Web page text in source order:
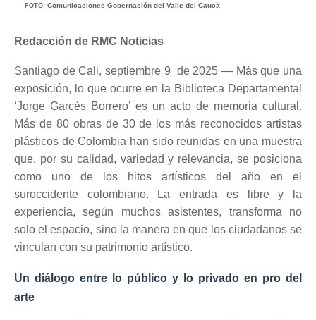
FOTO: Comunicaciones Gobernación del Valle del Cauca
Redacción de RMC Noticias
Santiago de Cali, septiembre 9 de 2025 — Más que una
exposición, lo que ocurre en la Biblioteca Departamental
‘Jorge Garcés Borrero’ es un acto de memoria cultural.
Más de 80 obras de 30 de los más reconocidos artistas
plásticos de Colombia han sido reunidas en una muestra
que, por su calidad, variedad y relevancia, se posiciona
como uno de los hitos artísticos del año en el
suroccidente colombiano. La entrada es libre y la
experiencia, según muchos asistentes, transforma no
solo el espacio, sino la manera en que los ciudadanos se
vinculan con su patrimonio artístico.
Un diálogo entre lo público y lo privado en pro del
arte